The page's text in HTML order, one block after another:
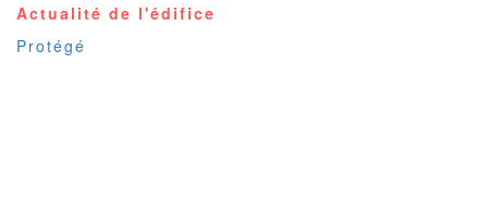
Actualité de l'édifice
Protégé